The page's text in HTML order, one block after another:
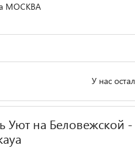
МОСКВА
У нас
Уют на Беловежской